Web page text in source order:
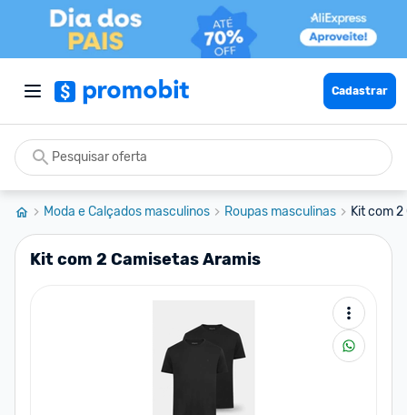
Cadastrar
Moda e Calçados masculinos Roupas masculinas Kit com
Kit com 2 Camisetas Aramis